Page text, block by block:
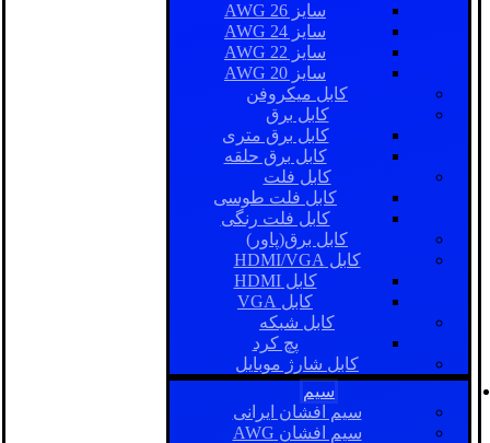
سایز AWG 26
سایز AWG 24
سایز AWG 22
سایز AWG 20
کابل میکروفن
کابل برق
کابل برق متری
کابل برق حلقه
کابل فلت
کابل فلت طوسی
کابل فلت رنگی
کابل برق(پاور)
کابل HDMI/VGA
کابل HDMI
کابل VGA
کابل شبکه
پچ کرد
کابل شارژ موبایل
سیم
سیم افشان ایرانی
سیم افشان AWG